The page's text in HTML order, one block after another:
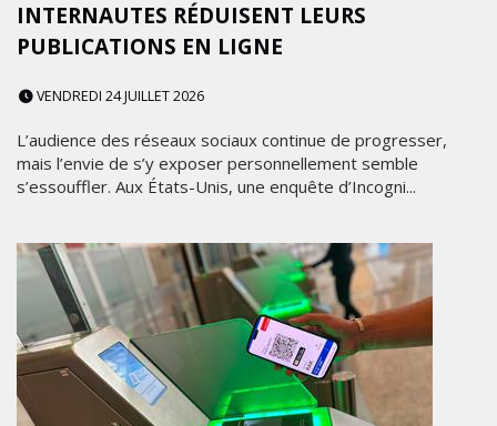
INTERNAUTES RÉDUISENT LEURS
PUBLICATIONS EN LIGNE
VENDREDI 24 JUILLET 2026
L’audience des réseaux sociaux continue de progresser,
mais l’envie de s’y exposer personnellement semble
s’essouffler. Aux États-Unis, une enquête d’Incogni...